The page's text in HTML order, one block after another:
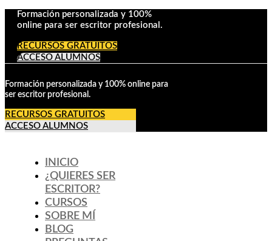
Formación personalizada y 100%
online para ser escritor profesional.
RECURSOS GRATUITOS
ACCESO ALUMNOS
Formación personalizada y 100% online para
ser escritor profesional.
RECURSOS GRATUITOS
ACCESO ALUMNOS
INICIO
¿QUIERES SER
ESCRITOR?
CURSOS
SOBRE MÍ
BLOG